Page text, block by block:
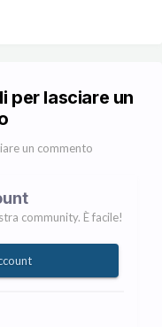
per lasciare un
un commento
community. È facile!